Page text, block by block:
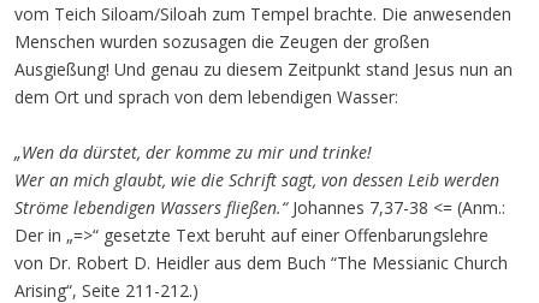
vom Teich Siloam/Siloah zum Tempel brachte. Die anwesenden
Menschen wurden sozusagen die Zeugen der großen
Ausgießung! Und genau zu diesem Zeitpunkt stand Jesus nun an
dem Ort und sprach von dem lebendigen Wasser:
„Wen da dürstet, der komme zu mir und trinke!
Wer an mich glaubt, wie die Schrift sagt, von dessen Leib werden
Ströme lebendigen Wassers fließen.“ Johannes 7,37-38 <= (Anm.:
Der in „=>“ gesetzte Text beruht auf einer Offenbarungslehre
von Dr. Robert D. Heidler aus dem Buch “The Messianic Church
Arising“, Seite 211-212.)